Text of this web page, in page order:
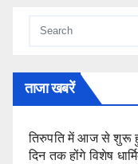
ताजा खबरें
तिरुपति में आज से शुरू
दिन तक होंगे विशेष